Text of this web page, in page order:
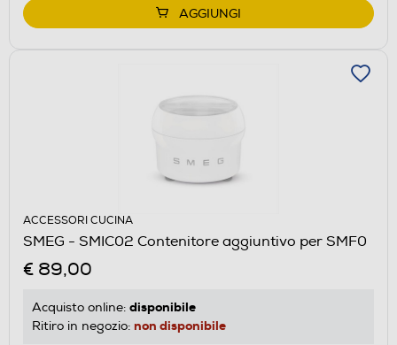
AGGIUNGI
ACCESSORI CUCINA
SMEG - SMIC02 Contenitore aggiuntivo per SMF0
€ 89,00
Acquisto online: disponibile
Ritiro in negozio: non disponibile